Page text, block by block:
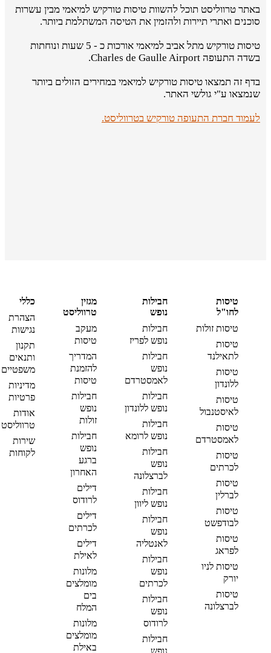
באתר טרווליסט תוכל להשוות טיסות טורקיש למיאמי מבין עשרות
סוכנים ואתרי תיירות ולהזמין את הטיסה המשתלמת ביותר.
טיסות טורקיש מתל אביב למיאמי אורכות כ - 5 שעות ונוחתות
בשדה התעופה Charles de Gaulle Airport.
בדף זה תמצאו טיסות טורקיש למיאמי במחירים הזולים ביותר
שנמצאו ע"י גולשי האתר.
לעמוד חברת התעופה טורקיש בטרווליסט.
טיסות
לחו"ל
טיסות זולות
טיסות
לתאילנד
טיסות
ללונדון
טיסות
לאיסטנבול
טיסות
לאמסטרדם
טיסות
לכרתים
טיסות
לברלין
טיסות
לבודפשט
טיסות
לפראג
טיסות לניו
יורק
טיסות
לברצלונה
חבילות
נופש
חבילות
נופש לפריז
חבילות
נופש
לאמסטרדם
חבילות
נופש ללונדון
חבילות
נופש לרומא
חבילות
נופש
לברצלונה
חבילות
נופש ליוון
חבילות
נופש
לאנטליה
חבילות
נופש
לכרתים
חבילות
נופש
לרודוס
חבילות
נופש
מגזין
טרווליסט
מעקב
טיסות
המדריך
להזמנת
טיסות
חבילות
נופש
זולות
חבילות
נופש
ברגע
האחרון
דילים
לרודוס
דילים
לכרתים
דילים
לאילת
מלונות
מומלצים
בים
המלח
מלונות
מומלצים
באילת
כללי
הצהרת
נגישות
תקנון
ותנאים
משפטיים
מדיניות
פרטיות
אודות
טרווליסט
שירות
לקוחות